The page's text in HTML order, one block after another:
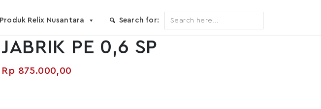
Produk Relix Nusantara Search for:
for:
JABRIK PE 0,6 SP
Rp 875.000,00